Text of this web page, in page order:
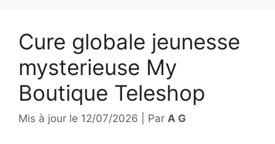
Cure globale jeunesse
mysterieuse My
Boutique Teleshop
Mis à jour le 12/07/2026 Par A G